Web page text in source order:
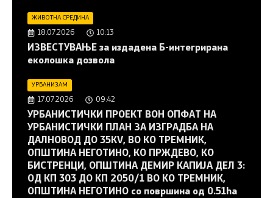
ЖИВОТНА СРЕДИНА
18.07.2026 10:13
ИЗВЕСТУВАЊЕ за издадена Б-интегрирана
еколошка дозвола
УРБАНИЗАМ
17.07.2026 09:42
УРБАНИСТИЧКИ ПРОЕКТ ВОН ОПФАТ НА
УРБАНИСТИЧКИ ПЛАН ЗА ИЗГРАДБА НА
ДАЛНОВОД ДО 35KV, ВО КО ТРЕМНИК,
ОПШТИНА НЕГОТИНО, КО ПРЖДЕВО, КО
БИСТРЕНЦИ, ОПШТИНА ДЕМИР КАПИЈА ДЕЛ 3:
ОД КП 303 ДО КП 2050/1 ВО КО ТРЕМНИК,
ОПШТИНА НЕГОТИНО со површина од 0.51ha